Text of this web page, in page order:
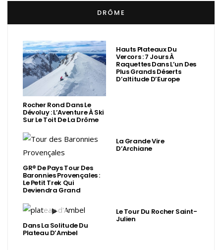
DRÔME
Rocher Rond Dans Le
Dévoluy : L’Aventure À Ski
Sur Le Toit De La Drôme
Hauts Plateaux Du
Vercors : 7 Jours À
Raquettes Dans L’un Des
Plus Grands Déserts
D’altitude D’Europe
GR® De Pays Tour Des
Baronnies Provençales :
Le Petit Trek Qui
Deviendra Grand
La Grande Vire
D’Archiane
Dans La Solitude Du
Plateau D’Ambel
Le Tour Du Rocher Saint-
Julien